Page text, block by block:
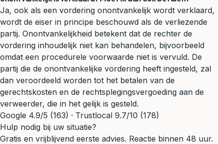
Ja, ook als een vordering onontvankelijk wordt verklaard,
wordt de eiser in principe beschouwd als de verliezende
partij. Onontvankelijkheid betekent dat de rechter de
vordering inhoudelijk niet kan behandelen, bijvoorbeeld
omdat een procedurele voorwaarde niet is vervuld. De
partij die de onontvankelijke vordering heeft ingesteld, zal
dan veroordeeld worden tot het betalen van de
gerechtskosten en de rechtsplegingsvergoeding aan de
verweerder, die in het gelijk is gesteld.
Google 4.9/5 (163) · Trustlocal 9.7/10 (178)
Hulp nodig bij uw situatie?
Gratis en vrijblijvend eerste advies. Reactie binnen 48 uur.